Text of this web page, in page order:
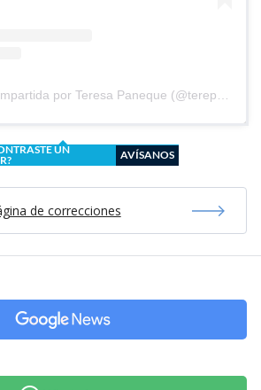
Una publicación compartida por Teresa Paneque (@terepaneque)
UN
AVÍSANOS
de correcciones